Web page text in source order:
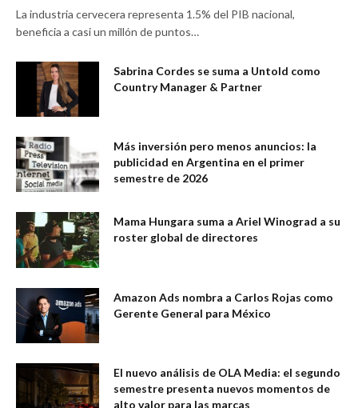
La industria cervecera representa 1.5% del PIB nacional,
beneficia a casi un millón de puntos…
Sabrina Cordes se suma a Untold como
Country Manager & Partner
Más inversión pero menos anuncios: la
publicidad en Argentina en el primer
semestre de 2026
Mama Hungara suma a Ariel Winograd a su
roster global de directores
Amazon Ads nombra a Carlos Rojas como
Gerente General para México
El nuevo análisis de OLA Media: el segundo
semestre presenta nuevos momentos de
alto valor para las marcas